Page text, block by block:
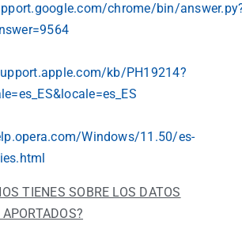
chrome/bin/
kb/PH19214?
Windows/11.50/es-
TIENES SOBRE LOS DATOS